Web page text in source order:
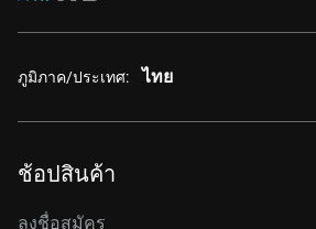
ภูมิภาค/ประเทศ: ไทย
ช้อปสินค้า
ลงชื่อสมัคร